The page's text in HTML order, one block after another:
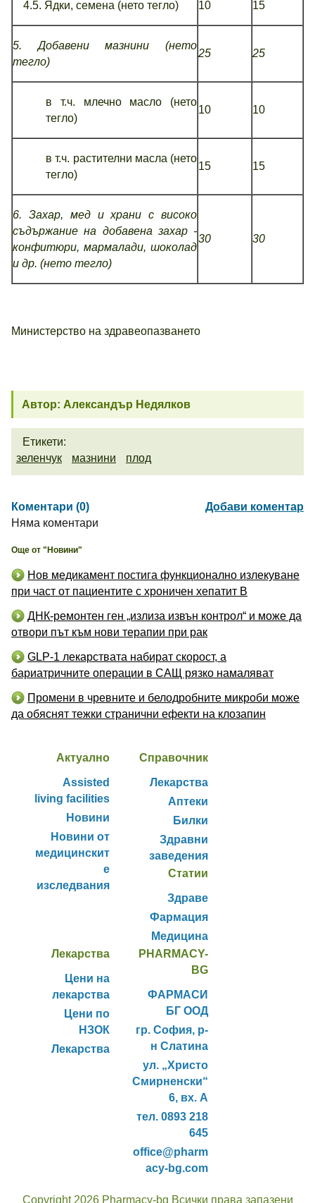
4.5. Ядки, семена (нето тегло) 10 15
5. Добавени мазнини (нето
тегло)
25 25
в т.ч. млечно масло (нето
тегло)
10 10
в т.ч. растителни масла (нето
тегло)
15 15
6. Захар, мед и храни с високо
съдържание на добавена захар -
конфитюри, мармалади, шоколад
и др. (нето тегло)
30 30
Министерство на здравеопазването
Автор: Александър Недялков
Етикети:
зеленчук
мазнини плод
Коментари (0)
Добави коментар
Няма коментари
Още от "Новини"
Нов медикамент постига функционално излекуване
при част от пациентите с хроничен хепатит B
ДНК-ремонтен ген „излиза извън контрол“ и може да
отвори път към нови терапии при рак
GLP-1 лекарствата набират скорост, а
бариатричните операции в САЩ рязко намаляват
Промени в чревните и белодробните микроби може
да обяснят тежки странични ефекти на клозапин
Актуално
Assisted
living facilities
Новини
Новини от
медицинскит
е
изследвания
Справочник
Лекарства
Аптеки
Билки
Здравни
заведения
Статии
Здраве
Фармация
Медицина
Лекарства
Цени на
лекарства
Цени по
НЗОК
Лекарства
PHARMACY-
BG
ФАРМАСИ
БГ ООД
гр. София, р-
н Слатина
ул. „Христо
Смирненски“
6, вх. А
тел. 0893 218
645
office@pharm
acy-bg.com
Copyright 2026 Pharmacy-bg Всички права запазени